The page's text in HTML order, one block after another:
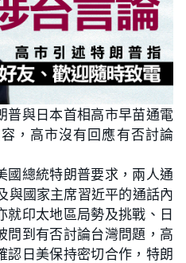
普與日本首相高市早苗通電
，高市沒有回應有否討論
國總統特朗普要求，兩人通
與國家主席習近平的通話內
就印太地區局勢及挑戰、日
問到有否討論台灣問題，高
認日美保持密切合作，特朗